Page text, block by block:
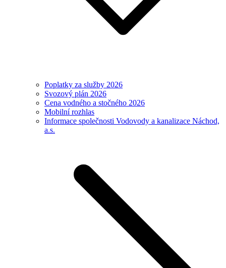
Poplatky za služby 2026
Svozový plán 2026
Cena vodného a stočného 2026
Mobilní rozhlas
Informace společnosti Vodovody a kanalizace Náchod,
a.s.